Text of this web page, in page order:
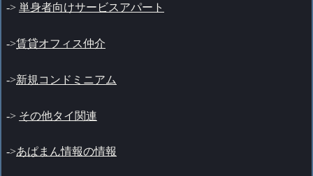
-> 単身者向けサービスアパート
->賃貸オフィス仲介
->新規コンドミニアム
-> その他タイ関連
->あぱまん情報の情報